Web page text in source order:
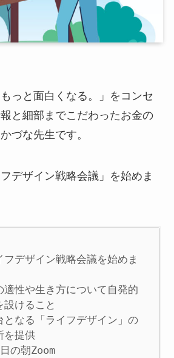
もっと面白くなる。」をコンセ
と細部までこだわったお金の
づな先生です。
デザイン戦略会議」を始めま
デザイン戦略会議を始めま
適性や生き方について自発的
設けること
となる「ライフデザイン」の
を提供
の朝Zoom